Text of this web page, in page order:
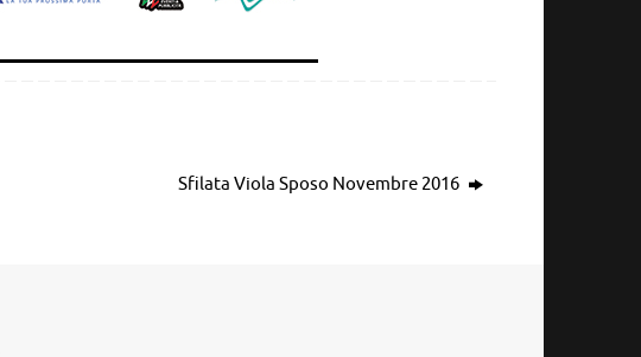
Sfilata Viola Sposo Novembre 2016